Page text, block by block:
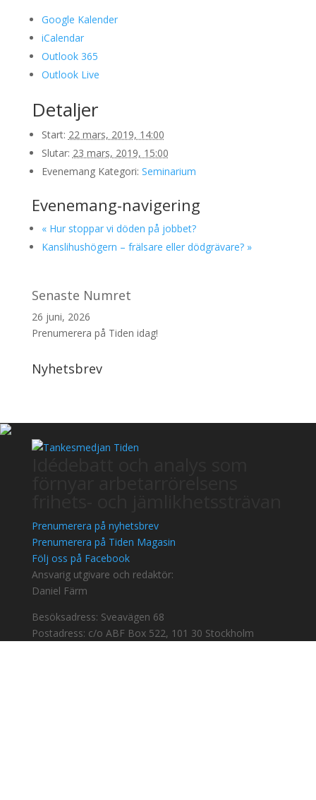
Google Kalender
iCalendar
Outlook 365
Outlook Live
Detaljer
Start: 22 mars, 2019, 14:00
Slutar: 23 mars, 2019, 15:00
Evenemang Kategori: Seminarium
Evenemang-navigering
«Hur stoppar vi döden på jobbet?
Kanslihushögern – frälsare eller dödgrävare? »
Senaste Numret
26 juni, 2026
Prenumerera på Tiden idag!
Nyhetsbrev
Prenumerera på nyhetsbrev
Prenumerera på Tiden Magasin
Följ oss på Facebook
Ansvarig utgivare och redaktör:
Daniel Färm
Besöksadress: Sveavägen 68
Postadress: c/o ABF Box 522, 101 30 Stockholm